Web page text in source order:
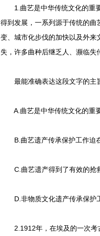
1.曲艺是中华传统文化的重要
得到发展，一系列源于传统的
变、城市化步伐的加快以及外
失，许多曲种后继乏人、濒临失
最能准确表达这段文字的主旨
A.曲艺是中华传统文化的重
B.曲艺遗产传承保护工作迫
C.曲艺遗产得到了有效的抢
D.非物质文化遗产传承保护
2.1912年，在埃及的一次考古